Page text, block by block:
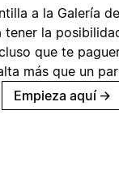
a la Galería
tener la
que te
más que un
Empieza aquí →